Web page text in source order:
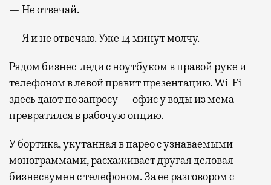
— Не отвечай.
— Я и не отвечаю. Уже 14 минут молчу.
Рядом бизнес-леди с ноутбуком в правой руке и
телефоном в левой правит презентацию. Wi-Fi
здесь дают по запросу — офис у воды из мема
превратился в рабочую опцию.
У бортика, укутанная в парео с узнаваемыми
монограммами, расхаживает другая деловая
бизнесвумен с телефоном. За ее разговором с